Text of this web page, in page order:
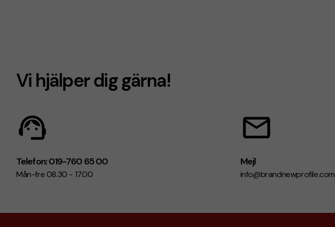
Vi hjälper dig gärna!
Telefon: 019-760 65 00
Mån-fre 08.30 - 17.00
Mejl
info@brandnewprofile.com